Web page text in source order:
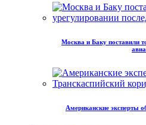
Москва и Баку поставили
Американские эксперты